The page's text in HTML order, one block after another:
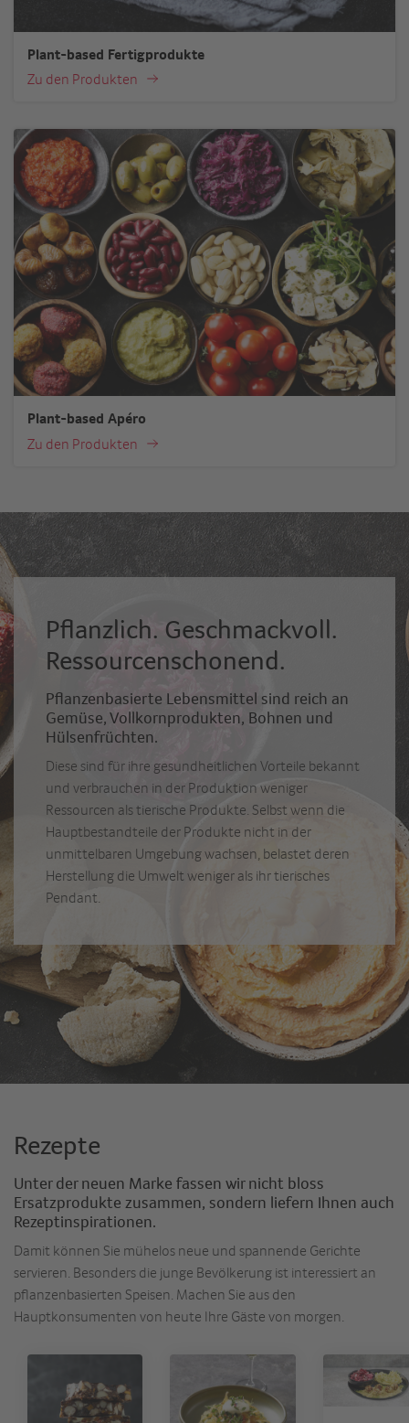
Plant-based Fertigprodukte
Zu den Produkten
Plant-based Apéro
Zu den Produkten
Pflanzlich. Geschmackvoll.
Ressourcenschonend.
Pflanzenbasierte Lebensmittel sind reich an
Gemüse, Vollkornprodukten, Bohnen und
Hülsenfrüchten.
Diese sind für ihre gesundheitlichen Vorteile bekannt
und verbrauchen in der Produktion weniger
Ressourcen als tierische Produkte. Selbst wenn die
Hauptbestandteile der Produkte nicht in der
unmittelbaren Umgebung wachsen, belastet deren
Herstellung die Umwelt weniger als ihr tierisches
Pendant.
Rezepte
Unter der neuen Marke fassen wir nicht bloss
Ersatzprodukte zusammen, sondern liefern Ihnen auch
Rezeptinspirationen.
Damit können Sie mühelos neue und spannende Gerichte
servieren. Besonders die junge Bevölkerung ist interessiert an
pflanzenbasierten Speisen. Machen Sie aus den
Hauptkonsumenten von heute Ihre Gäste von morgen.